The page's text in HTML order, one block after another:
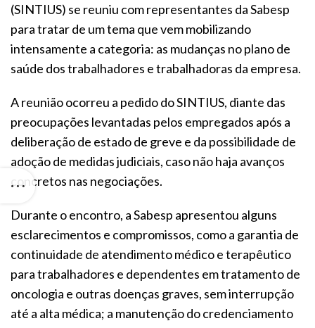
(SINTIUS) se reuniu com representantes da Sabesp
para tratar de um tema que vem mobilizando
intensamente a categoria: as mudanças no plano de
saúde dos trabalhadores e trabalhadoras da empresa.
A reunião ocorreu a pedido do SINTIUS, diante das
preocupações levantadas pelos empregados após a
deliberação de estado de greve e da possibilidade de
adoção de medidas judiciais, caso não haja avanços
concretos nas negociações.
Durante o encontro, a Sabesp apresentou alguns
esclarecimentos e compromissos, como a garantia de
continuidade de atendimento médico e terapêutico
para trabalhadores e dependentes em tratamento de
oncologia e outras doenças graves, sem interrupção
até a alta médica; a manutenção do credenciamento